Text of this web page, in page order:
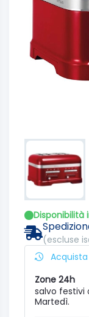
(escluse
Zone 24h
salvo festivi
Martedì.